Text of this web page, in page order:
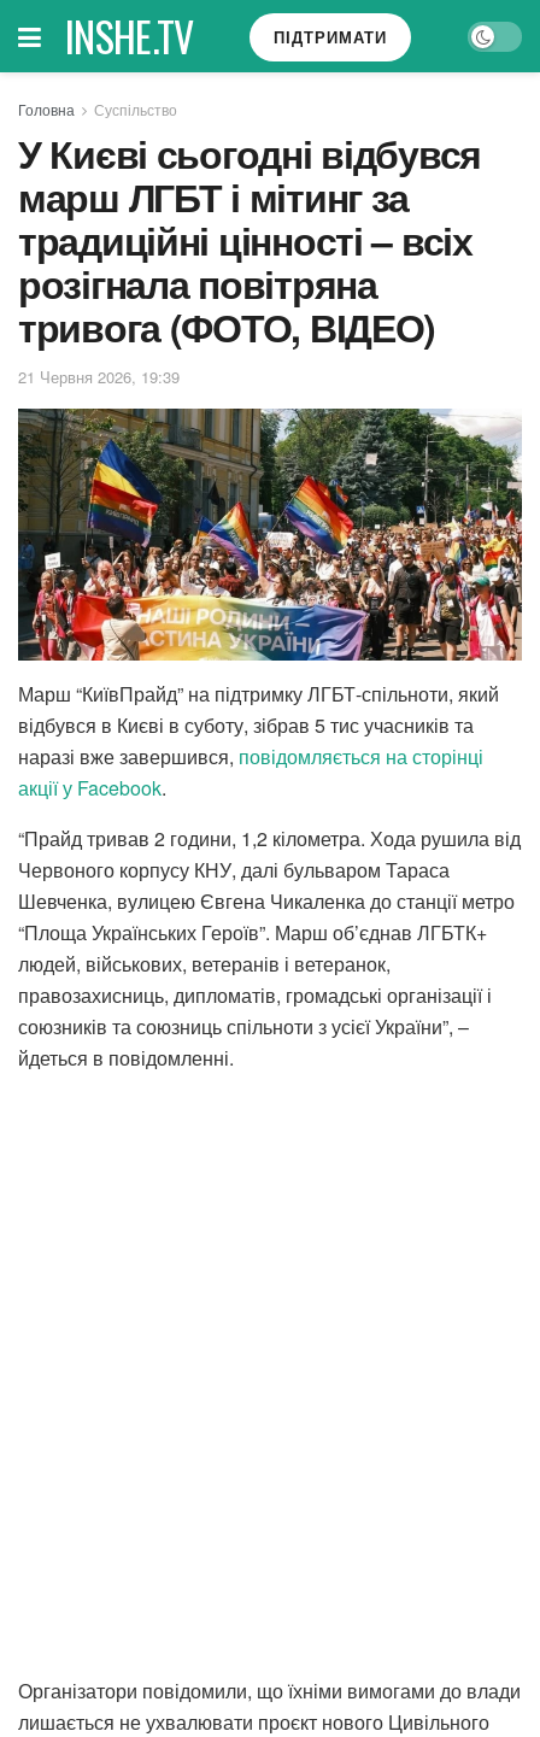
INSHE.TV ПІДТРИМАТИ
Головна Суспільство
У Києві сьогодні відбувся
марш ЛГБТ і мітинг за
традиційні цінності – всіх
розігнала повітряна
тривога (ФОТО, ВІДЕО)
21 Червня 2026, 19:39
Марш “КиївПрайд” на підтримку ЛГБТ-спільноти, який
відбувся в Києві в суботу, зібрав 5 тис учасників та
наразі вже завершився, повідомляється на сторінці
акції у Facebook.
“Прайд тривав 2 години, 1,2 кілометра. Хода рушила від
Червоного корпусу КНУ, далі бульваром Тараса
Шевченка, вулицею Євгена Чикаленка до станції метро
“Площа Українських Героїв”. Марш об’єднав ЛГБТК+
людей, військових, ветеранів і ветеранок,
правозахисниць, дипломатів, громадські організації і
союзників та союзниць спільноти з усієї України”, –
йдеться в повідомленні.
Організатори повідомили, що їхніми вимогами до влади
лишається не ухвалювати проєкт нового Цивільного